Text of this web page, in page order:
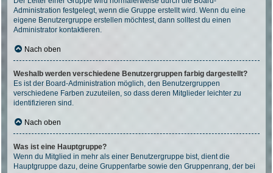
Administration festgelegt, wenn die Gruppe erstellt wird. Wenn du eine
eigene Benutzergruppe erstellen möchtest, dann solltest du einen
Administrator kontaktieren.
Nach oben
Weshalb werden verschiedene Benutzergruppen farbig dargestellt?
Es ist der Board-Administration möglich, den Benutzergruppen
verschiedene Farben zuzuteilen, so dass deren Mitglieder leichter zu
identifizieren sind.
Nach oben
Was ist eine Hauptgruppe?
Wenn du Mitglied in mehr als einer Benutzergruppe bist, dient die
Hauptgruppe dazu, deine Gruppenfarbe sowie den Gruppenrang, der bei